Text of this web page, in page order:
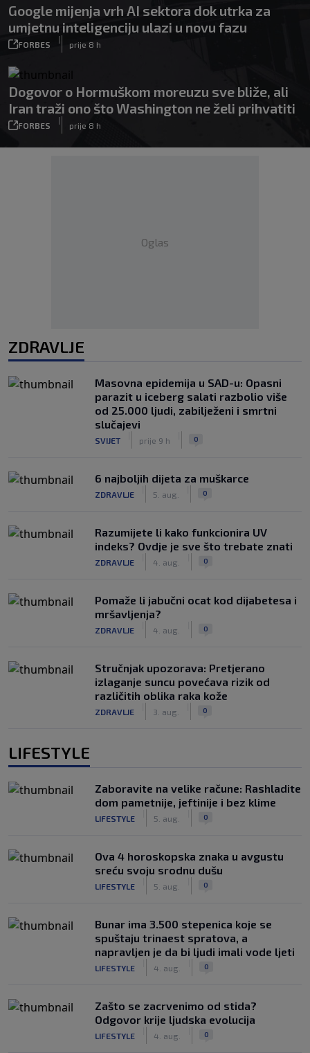
Google mijenja vrh AI sektora dok utrka za
umjetnu inteligenciju ulazi u novu fazu
FORBES
|
prije 8 h
Dogovor o Hormuškom moreuzu sve bliže, ali
Iran traži ono što Washington ne želi prihvatiti
FORBES
|
prije 8 h
Oglas
ZDRAVLJE
Masovna epidemija u SAD-u: Opasni
parazit u iceberg salati razbolio više
od 25.000 ljudi, zabilježeni i smrtni
slučajevi
SVIJET prije 9 h 0
6 najboljih dijeta za muškarce
ZDRAVLJE 5. aug. 0
Razumijete li kako funkcionira UV
indeks? Ovdje je sve što trebate znati
ZDRAVLJE 4. aug. 0
Pomaže li jabučni ocat kod dijabetesa i
mršavljenja?
ZDRAVLJE 4. aug. 0
Stručnjak upozorava: Pretjerano
izlaganje suncu povećava rizik od
različitih oblika raka kože
ZDRAVLJE 3. aug. 0
LIFESTYLE
Zaboravite na velike račune: Rashladite
dom pametnije, jeftinije i bez klime
LIFESTYLE 5. aug. 0
Ova 4 horoskopska znaka u avgustu
sreću svoju srodnu dušu
LIFESTYLE 5. aug. 0
Bunar imа 3.500 stepenica koje se
spuštaju trinaest spratova, a
napravljen je da bi ljudi imali vode ljeti
LIFESTYLE 4. aug. 0
Zašto se zacrvenimo od stida?
Odgovor krije ljudska evolucija
LIFESTYLE 4. aug. 0